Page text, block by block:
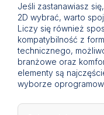
Jeśli zastanawiasz
2D wybrać, warto
Liczy się również
kompatybilność z
technicznego,
branżowe oraz
elementy są
wyborze